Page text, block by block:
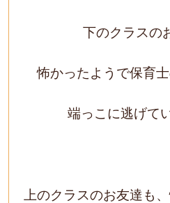
下のクラスの
怖かったようで保育
端っこに逃げて
上のクラスのお友達も